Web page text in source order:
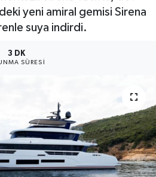
yeni amiral gemisi Sirena
suya indirdi.
3 DK
SÜRESI